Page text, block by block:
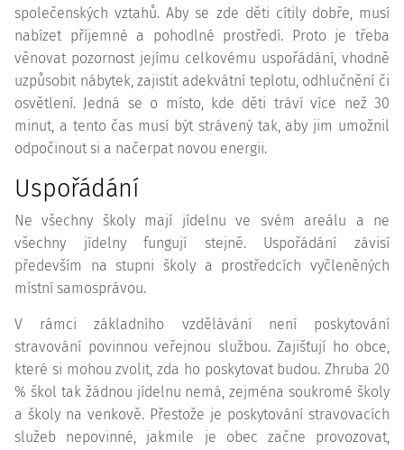
společenských vztahů. Aby se zde děti cítily dobře, musí
nabízet příjemné a pohodlné prostředí. Proto je třeba
věnovat pozornost jejímu celkovému uspořádání, vhodně
uzpůsobit nábytek, zajistit adekvátní teplotu, odhlučnění či
osvětlení. Jedná se o místo, kde děti tráví více než 30
minut, a tento čas musí být strávený tak, aby jim umožnil
odpočinout si a načerpat novou energii.
Uspořádání
Ne všechny školy mají jídelnu ve svém areálu a ne
všechny jídelny fungují stejně. Uspořádání závisí
především na stupni školy a prostředcích vyčleněných
místní samosprávou.
V rámci základního vzdělávání není poskytování
stravování povinnou veřejnou službou. Zajišťují ho obce,
které si mohou zvolit, zda ho poskytovat budou. Zhruba 20
% škol tak žádnou jídelnu nemá, zejména soukromé školy
a školy na venkově. Přestože je poskytování stravovacích
služeb nepovinné, jakmile je obec začne provozovat,